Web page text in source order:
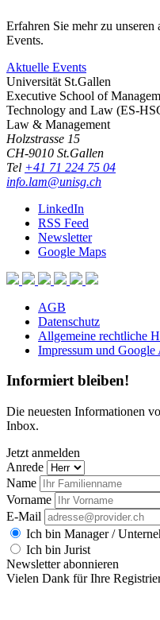
Erfahren Sie mehr zu
Events.
Aktuelle Events
Universität St.Gallen
Executive School of
Technology and Law (ES-
Law & Management
Holzstrasse 15
CH-9010 St.Gallen
Tel +41 71 224 75 04
info.lam@unisg.ch
LinkedIn
RSS Feed
Newsletter
Google Maps
AGB
Datenschutz
Allgemeine rechtliche
Impressum und Google
Informiert bleiben!
Die neuesten Informationen
Inbox.
Jetzt anmelden
Anrede
Name
Vorname
E-Mail
Ich bin Manager /
Ich bin Jurist
Newsletter abonnieren
Vielen Dank für Ihre